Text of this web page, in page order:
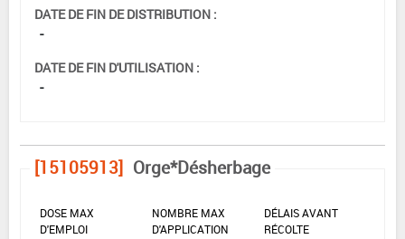
DATE DE FIN DE DISTRIBUTION :
-
DATE DE FIN D'UTILISATION :
-
[15105913] Orge*Désherbage
DOSE MAX
D'EMPLOI
NOMBRE MAX
D'APPLICATION
DÉLAIS AVANT
RÉCOLTE